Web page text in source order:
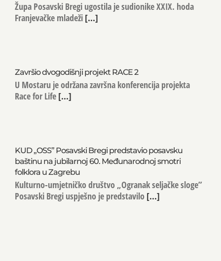
Župa Posavski Bregi ugostila je sudionike XXIX. hoda
Franjevačke mladeži [...]
Završio dvogodišnji projekt RACE 2
U Mostaru je održana završna konferencija projekta
Race for Life [...]
KUD „OSS” Posavski Bregi predstavio posavsku
baštinu na jubilarnoj 60. Međunarodnoj smotri
folklora u Zagrebu
Kulturno-umjetničko društvo „Ogranak seljačke sloge”
Posavski Bregi uspješno je predstavilo [...]